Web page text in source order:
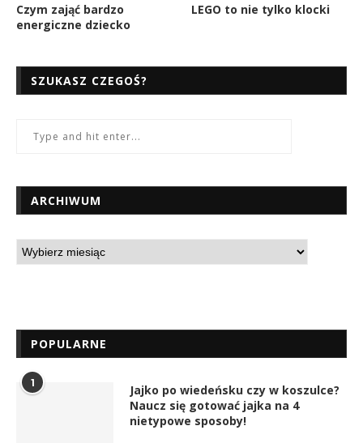
Czym zająć bardzo
energiczne dziecko
LEGO to nie tylko klocki
SZUKASZ CZEGOŚ?
ARCHIWUM
POPULARNE
1
Jajko po wiedeńsku czy w koszulce?
Naucz się gotować jajka na 4
nietypowe sposoby!